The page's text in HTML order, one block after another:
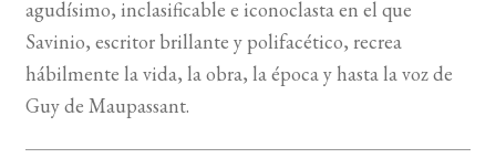
agudísimo, inclasificable e iconoclasta en el que
Savinio, escritor brillante y polifacético, recrea
hábilmente la vida, la obra, la época y hasta la voz de
Guy de Maupassant.